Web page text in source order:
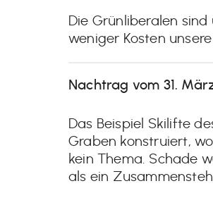
Die Grünliberalen
weniger Kosten
Nachtrag vom 31.
Das Beispiel Skilifte
Graben konstruiert,
kein Thema. Schade
als ein